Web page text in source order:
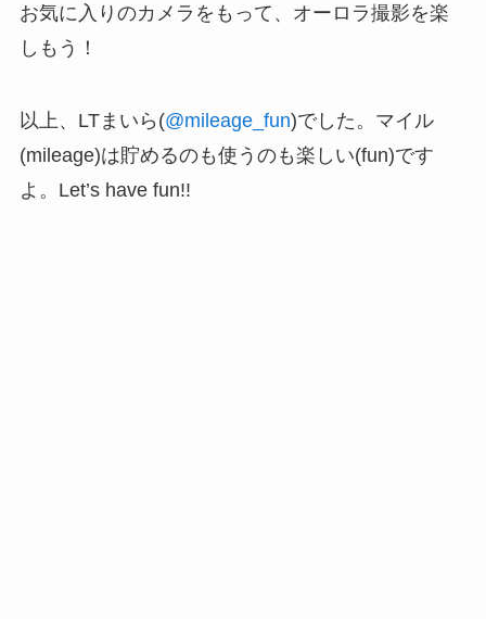
お気に入りのカメラをもって、オーロラ撮影を楽
しもう！
以上、LTまいら(@mileage_fun)でした。マイル
(mileage)は貯めるのも使うのも楽しい(fun)です
よ。Let’s have fun!!